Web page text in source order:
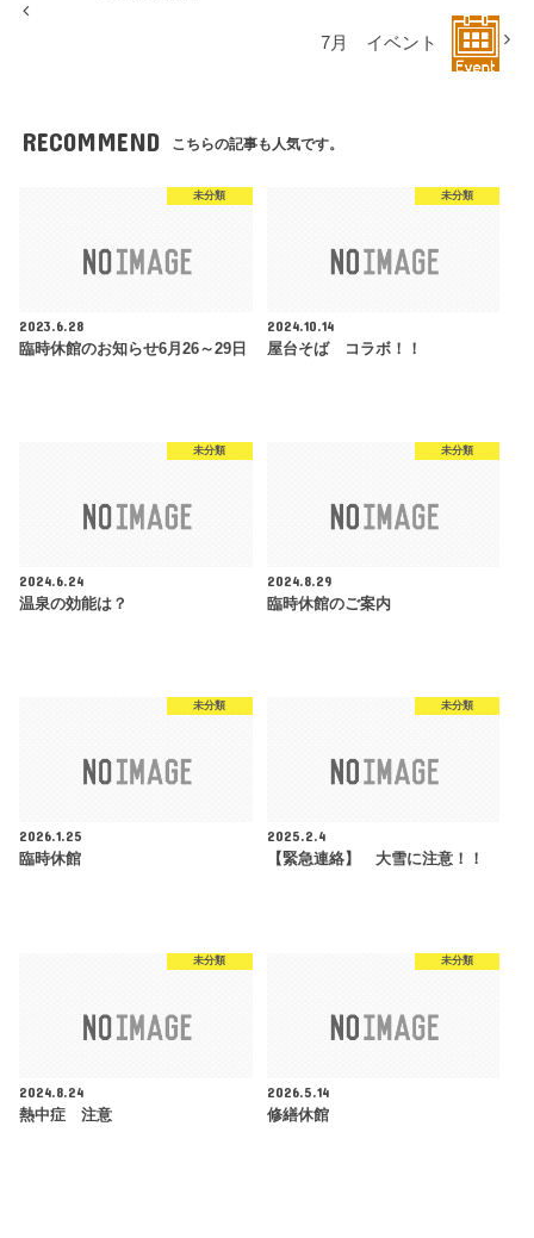
7月 イベント
RECOMMEND こちらの記事も人気です。
未分類
2023.6.28
臨時休館のお知らせ6月26～29日
未分類
2024.10.14
屋台そば コラボ！！
未分類
2024.6.24
温泉の効能は？
未分類
2024.8.29
臨時休館のご案内
未分類
2026.1.25
臨時休館
未分類
2025.2.4
【緊急連絡】 大雪に注意！！
未分類
2024.8.24
熱中症 注意
未分類
2026.5.14
修繕休館